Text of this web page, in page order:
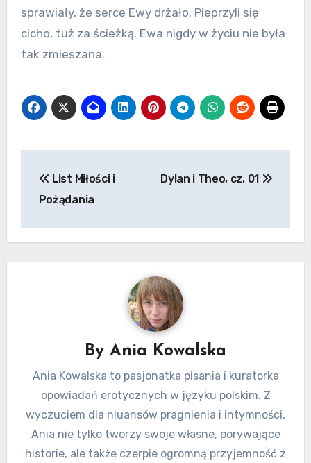
sprawiały, że serce Ewy drżało. Pieprzyli się
cicho, tuż za ścieżką. Ewa nigdy w życiu nie była
tak zmieszana.
wpisu
List Miłości i
Pożądania
Dylan i Theo, cz. 01
By Ania Kowalska
Ania Kowalska to pasjonatka pisania i kuratorka
opowiadań erotycznych w języku polskim. Z
wyczuciem dla niuansów pragnienia i intymności,
Ania nie tylko tworzy swoje własne, porywające
historie, ale także czerpie ogromną przyjemność z